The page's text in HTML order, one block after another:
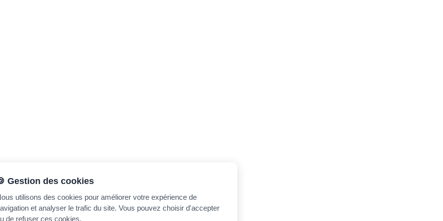
Gestion des cookies
utilisons des cookies pour améliorer votre expérience de
et analyser le trafic du site. Vous pouvez choisir d'accepter
de refuser ces cookies.